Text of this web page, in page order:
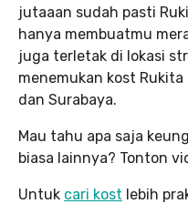
jutaaan sudah pasti
hanya membuatmu
juga terletak di lokasi
menemukan kost
dan Surabaya.
Mau tahu apa saja
biasa lainnya? Tonton
Untuk cari kost lebih